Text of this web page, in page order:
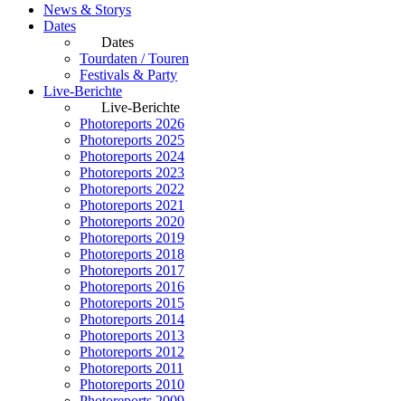
News & Storys
Dates
Dates
Tourdaten / Touren
Festivals & Party
Live-Berichte
Live-Berichte
Photoreports 2026
Photoreports 2025
Photoreports 2024
Photoreports 2023
Photoreports 2022
Photoreports 2021
Photoreports 2020
Photoreports 2019
Photoreports 2018
Photoreports 2017
Photoreports 2016
Photoreports 2015
Photoreports 2014
Photoreports 2013
Photoreports 2012
Photoreports 2011
Photoreports 2010